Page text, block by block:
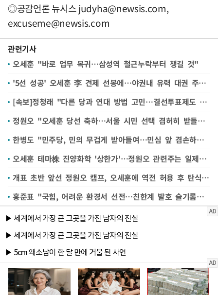
◎공감언론 뉴시스judyha@newsis.com,
excuseme@newsis.com
관련기사
오세훈 "바로 업무 복귀…삼성역 철근누락부터 챙길 것"
'5선 성공' 오세훈 李 견제 선봉에…야권내 유력 대권 주자로 자리 매김
[속보]정청래 "다른 당과 연대 방법 고민…결선투표제도 공론화 거쳐 결론"
정원오 "오세훈 당선 축하…서울 시민 선택 겸허히 받들겠다"
한병도 "민주당, 민의 무겁게 받아들여…민심 앞 겸손하라는 질책"
오세훈 테마株 진양화학 '상한가'…정원오 관련주는 일제히 급락
개표 초반 앞선 정원오 캠프, 오세훈에 역전 허용 후 탄식 이어져
홍준표 "국힘, 어려운 환경서 선전…친한계 발호 슬기롭게 대처해야"